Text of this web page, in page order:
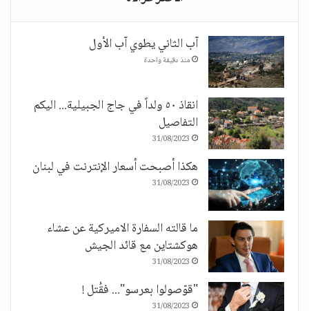
آب الثاني يطوي آب الأول
منذ دقيقة واحدة
انقاذ ٥٠ ولداً في جاج الجبيلية... اليكم
التفاصيل
31/08/2023
هكذا أصبحت أسعار الإنترنت في لبنان
31/08/2023
ما قالته السفارة الاميركية عن عشاء
هوكشتاين مع قائد الجيش
31/08/2023
"قوّصولوا بعرسو"... فقُتل !
31/08/2023